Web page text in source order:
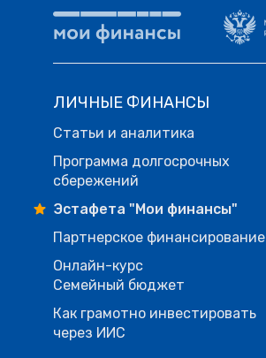
ЛИЧНЫЕ ФИНАНСЫ
Статьи и аналитика
Программа долгосрочных
сбережений
Эстафета "Мои финансы"
Партнерское финансирование
Онлайн-курс
Семейный бюджет
Как грамотно инвестировать
через ИИС